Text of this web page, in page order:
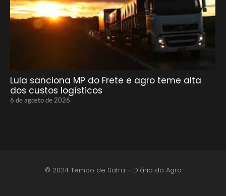
Lula sanciona MP do Frete e agro teme alta
dos custos logísticos
6 de agosto de 2026
© 2024 Tempo de Safra – Diário do Agro